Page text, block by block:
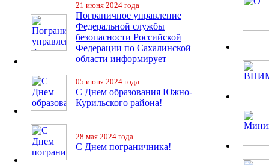
21 июня 2024 года
Пограничное управление
Федеральной службы
безопасности Российской
Федерации по Сахалинской
области информирует
05 июня 2024 года
С Днем образования Южно-
Курильского района!
28 мая 2024 года
С Днем пограничника!